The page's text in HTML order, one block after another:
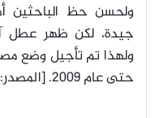
ولحسن حظ الباحثين
جيدة، لكن ظهر عطل
ولهذا تم تأجيل وضع
حتى عام 2009. [المصدر: